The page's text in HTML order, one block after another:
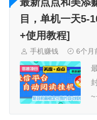
目，单机一天5-
+使用教程]
手机赚钱 6个月
~